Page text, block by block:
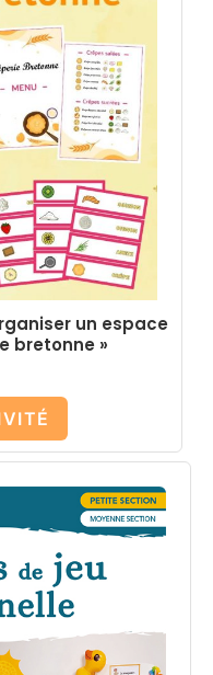
un espace
bretonne »